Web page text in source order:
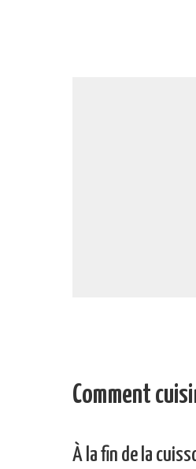
Comment
À la fin de la